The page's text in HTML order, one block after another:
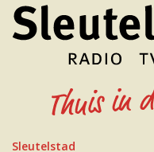
Sleutelstad